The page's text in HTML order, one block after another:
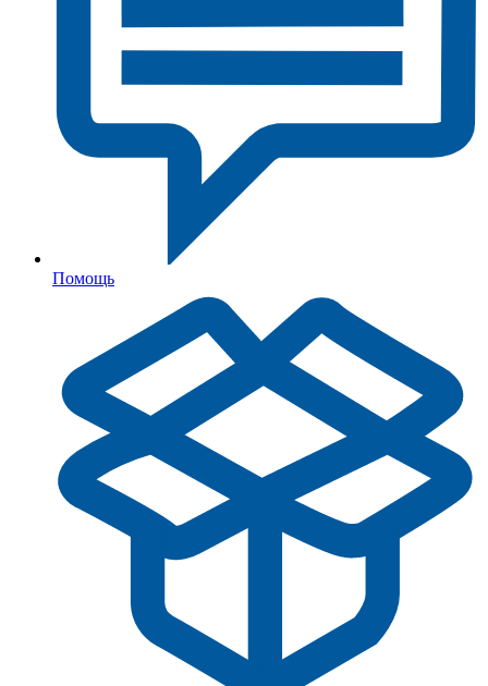
Помощь